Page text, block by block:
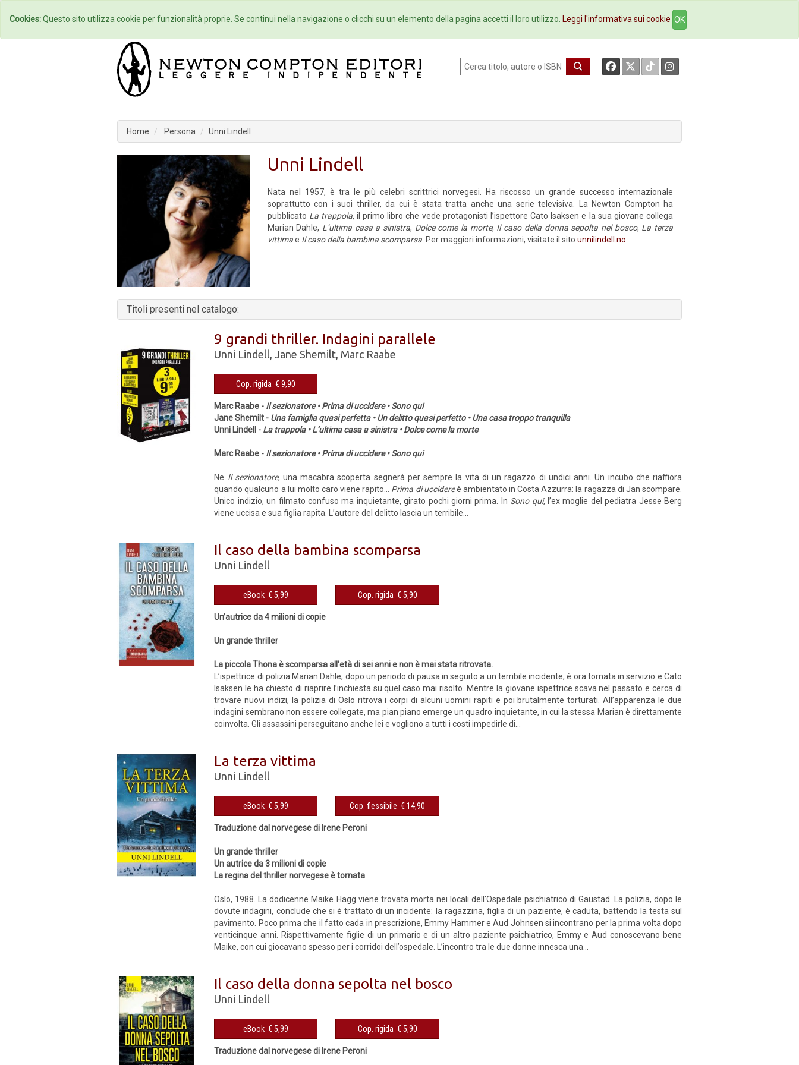
Home Autori Eventi Collane Newsletter Ebookstore Contatti
Home Persona Unni Lindell
Unni Lindell
Nata nel 1957, è tra le più celebri scrittrici norvegesi. Ha riscosso un grande successo internazionale
soprattutto con i suoi thriller, da cui è stata tratta anche una serie televisiva. La Newton Compton ha
pubblicato La trappola, il primo libro che vede protagonisti l’ispettore Cato Isaksen e la sua giovane collega
Marian Dahle, L’ultima casa a sinistra, Dolce come la morte, Il caso della donna sepolta nel bosco, La terza
vittimae Il caso della bambina scomparsa. Per maggiori informazioni, visitate il sito unnilindell.no
Titoli presenti nel catalogo:
9 grandi thriller. Indagini parallele
Unni Lindell Jane Shemilt Marc Raabe
Cop. rigida € 9,90
Marc Raabe - Il sezionatore • Prima di uccidere • Sono qui
Jane Shemilt - Una famiglia quasi perfetta • Un delitto quasi perfetto • Una casa troppo tranquilla
Unni Lindell - La trappola • L’ultima casa a sinistra • Dolce come la morte
Marc Raabe - Il sezionatore • Prima di uccidere • Sono qui
Ne Il sezionatore, una macabra scoperta segnerà per sempre la vita di un ragazzo di undici anni. Un incubo che riaffiora
quando qualcuno a lui molto caro viene rapito… Prima di uccidereè ambientato in Costa Azzurra: la ragazza di Jan scompare.
Unico indizio, un filmato confuso ma inquietante, girato pochi giorni prima. In Sono qui, l’ex moglie del pediatra Jesse Berg
viene uccisa e sua figlia rapita. L’autore del delitto lascia un terribile...
Il caso della bambina scomparsa
Unni Lindell
eBook € 5,99 Cop. rigida € 5,90
Un’autrice da 4 milioni di copie
Un grande thriller
La piccola Thona è scomparsa all’età di sei anni e non è mai stata ritrovata.
L’ispettrice di polizia Marian Dahle, dopo un periodo di pausa in seguito a un terribile incidente, è ora tornata in servizio e Cato
Isaksen le ha chiesto di riaprire l’inchiesta su quel caso mai risolto. Mentre la giovane ispettrice scava nel passato e cerca di
trovare nuovi indizi, la polizia di Oslo ritrova i corpi di alcuni uomini rapiti e poi brutalmente torturati. All’apparenza le due
indagini sembrano non essere collegate, ma pian piano emerge un quadro inquietante, in cui la stessa Marian è direttamente
coinvolta. Gli assassini perseguitano anche lei e vogliono a tutti i costi impedirle di...
La terza vittima
Unni Lindell
eBook € 5,99 Cop. flessibile € 14,90
​Traduzione dal norvegese di Irene Peroni
Un grande thriller
Un autrice da 3 milioni di copie
La regina del thriller norvegese è tornata
Oslo, 1988. La dodicenne Maike Hagg viene trovata morta nei locali dell’Ospedale psichiatrico di Gaustad. La polizia, dopo le
dovute indagini, conclude che si è trattato di un incidente: la ragazzina, figlia di un paziente, è caduta, battendo la testa sul
pavimento. Poco prima che il fatto cada in prescrizione, Emmy Hammer e Aud Johnsen si incontrano per la prima volta dopo
venticinque anni. Rispettivamente figlie di un primario e di un altro paziente psichiatrico, Emmy e Aud conoscevano bene
Maike, con cui giocavano spesso per i corridoi dell’ospedale. L’incontro tra le due donne innesca una...
Il caso della donna sepolta nel bosco
Unni Lindell
eBook € 5,99 Cop. rigida € 5,90
​Traduzione dal norvegese di Irene Peroni
Cookies:Questo sito utilizza cookie per funzionalità proprie. Se continui nella navigazione o clicchi su un elemento della pagina accetti il loro utilizzo. Leggi l'informativa sui cookie OK